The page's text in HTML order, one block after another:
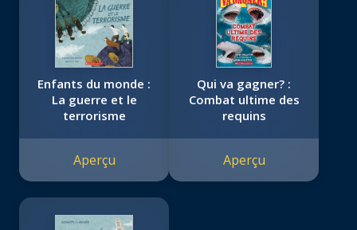
Enfants du monde :
La guerre et le
terrorisme
Aperçu
Qui va gagner? :
Combat ultime des
requins
Aperçu